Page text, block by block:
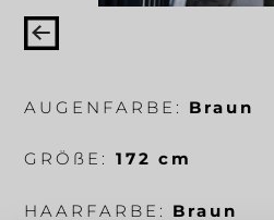
AUGENFARBE: Braun
GRÖ ß E: 172 cm
HAARFARBE: Braun